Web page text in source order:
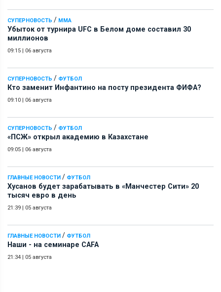
СУПЕРНОВОСТЬ / ММА
Убыток от турнира UFC в Белом доме составил 30
миллионов
09:15 | 06 августа
СУПЕРНОВОСТЬ / ФУТБОЛ
Кто заменит Инфантино на посту президента ФИФА?
09:10 | 06 августа
СУПЕРНОВОСТЬ / ФУТБОЛ
«ПСЖ» открыл академию в Казахстане
09:05 | 06 августа
ГЛАВНЫЕ НОВОСТИ / ФУТБОЛ
Хусанов будет зарабатывать в «Манчестер Сити» 20
тысяч евро в день
21:39 | 05 августа
ГЛАВНЫЕ НОВОСТИ / ФУТБОЛ
Наши - на семинаре СAFA
21:34 | 05 августа